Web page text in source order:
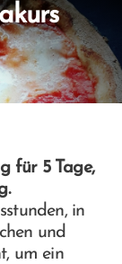
für 5 Tage,
in
und
um ein